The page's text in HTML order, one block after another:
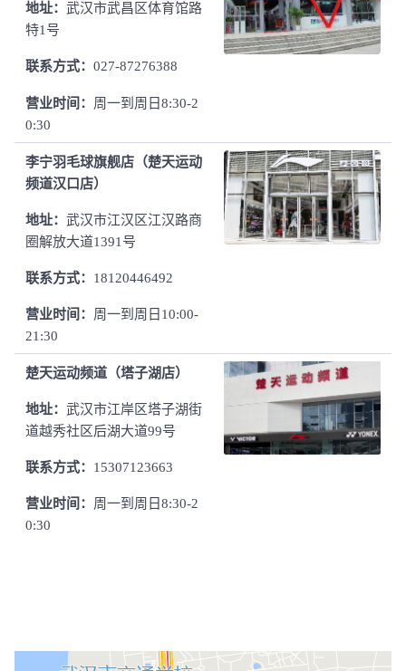
地址： 武汉市武昌区体育馆路
特1号
联系方式： 027-87276388
营业时间： 周一到周日8:30-2
0:30
李宁羽毛球旗舰店（楚天运动
频道汉口店）
地址： 武汉市江汉区江汉路商
圈解放大道1391号
联系方式： 18120446492
营业时间： 周一到周日10:00-
21:30
楚天运动频道（塔子湖店）
地址： 武汉市江岸区塔子湖街
道越秀社区后湖大道99号
联系方式： 15307123663
营业时间： 周一到周日8:30-2
0:30